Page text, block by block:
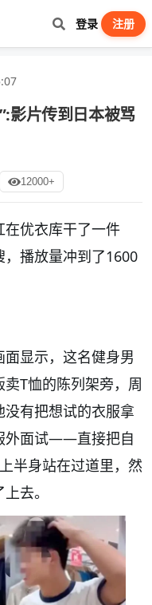
登录 注册
影片传到日本被骂
12000+
优衣库干了一件
播放量冲到了1600
显示，这名健身男
T恤的陈列架旁，周
有把想试的衣服拿
外面试——直接把自
半身站在过道里，然
去。